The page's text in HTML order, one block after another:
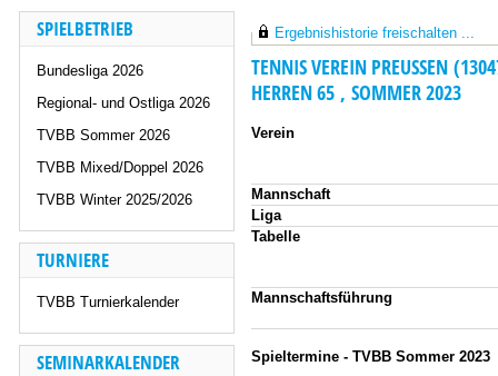
SPIELBETRIEB
Bundesliga 2026
Regional- und Ostliga 2026
TVBB Sommer 2026
TVBB Mixed/Doppel 2026
TVBB Winter 2025/2026
TURNIERE
TVBB Turnierkalender
SEMINARKALENDER
Ergebnishistorie freischalten ...
TENNIS VEREIN PREUSSEN
HERREN 65 , SOMMER 2023
Verein
Mannschaft
Liga
Tabelle
Mannschaftsführung
Spieltermine - TVBB Sommer 2023